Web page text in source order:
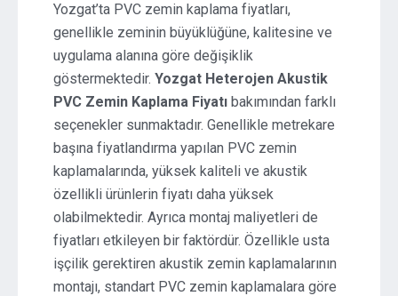
Yozgat’ta PVC zemin kaplama fiyatları,
genellikle zeminin büyüklüğüne, kalitesine ve
uygulama alanına göre değişiklik
göstermektedir. Yozgat Heterojen Akustik
PVC Zemin Kaplama Fiyatı bakımından farklı
seçenekler sunmaktadır. Genellikle metrekare
başına fiyatlandırma yapılan PVC zemin
kaplamalarında, yüksek kaliteli ve akustik
özellikli ürünlerin fiyatı daha yüksek
olabilmektedir. Ayrıca montaj maliyetleri de
fiyatları etkileyen bir faktördür. Özellikle usta
işçilik gerektiren akustik zemin kaplamalarının
montajı, standart PVC zemin kaplamalara göre